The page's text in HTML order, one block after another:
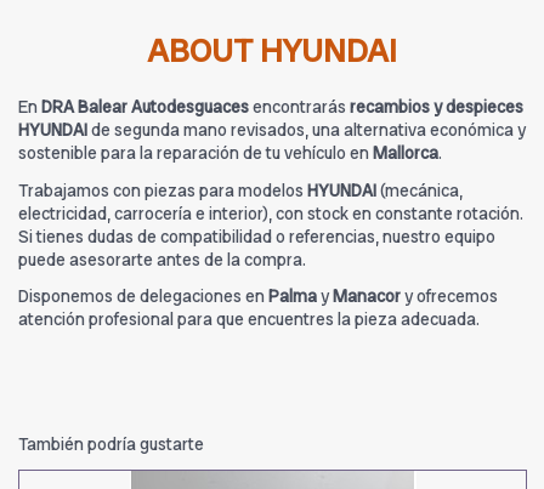
ABOUT HYUNDAI
En DRA Balear Autodesguacesencontrarás recambios y despieces
HYUNDAIde segunda mano revisados, una alternativa económica y
sostenible para la reparación de tu vehículo en Mallorca.
Trabajamos con piezas para modelos HYUNDAI(mecánica,
electricidad, carrocería e interior), con stock en constante rotación.
Si tienes dudas de compatibilidad o referencias, nuestro equipo
puede asesorarte antes de la compra.
Disponemos de delegaciones en PalmayManacory ofrecemos
atención profesional para que encuentres la pieza adecuada.
También podría gustarte